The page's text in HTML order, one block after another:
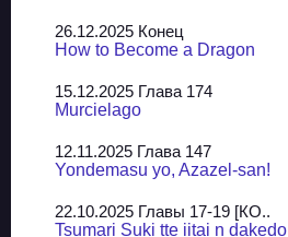
26.12.2025 Конец
How to Become a Dragon
15.12.2025 Глава 174
Murcielago
12.11.2025 Глава 147
Yondemasu yo, Azazel-san!
22.10.2025 Главы 17-19 [КО..
Tsumari Suki tte iitai n dakedo